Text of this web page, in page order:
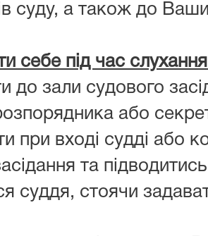
суду, а також до
себе під час
до зали судового
або
вході судді або
та
суддя, стоячи